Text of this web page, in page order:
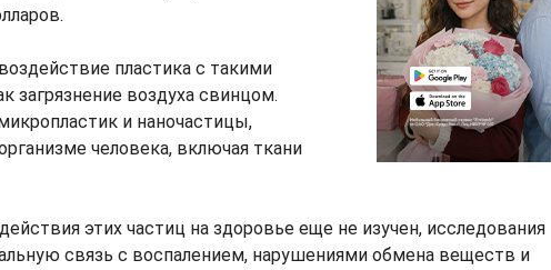
пластика с такими
загрязнение воздуха свинцом.
и наночастицы,
человека, включая ткани
этих частиц на здоровье еще не изучен, исследования
связь с воспалением, нарушениями обмена веществ и